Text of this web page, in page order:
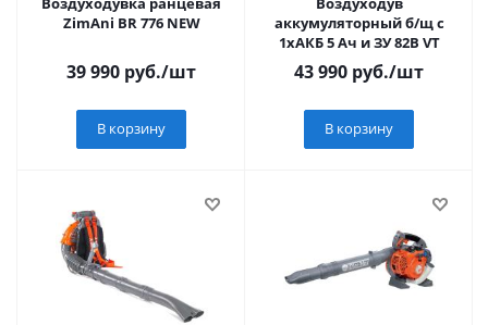
ZimAni BR 776 NEW
39 990 руб./шт
В корзину
аккумуляторный б/щ с
1хАКБ 5 Ач и ЗУ 82В VT
43 990 руб./шт
В корзину